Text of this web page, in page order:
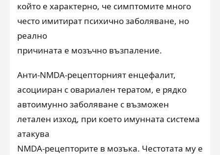
който е характерно, че симптомите много
често имитират психично заболяване, но
реално
причината е мозъчно възпаление.
Анти-NMDA-рецепторният енцефалит,
асоцииран с овариален тератом, е рядко
автоимунно заболяване с възможен
летален изход, при което имунната система
атакува
NMDA-рецепторите в мозъка. Честотата му е